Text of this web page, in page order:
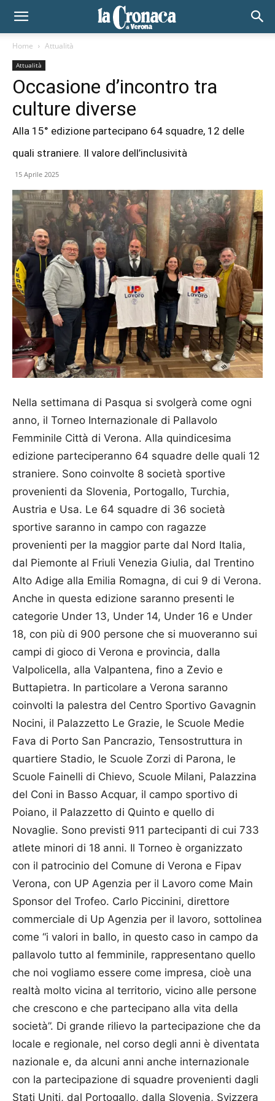
Home Attualità
Attualità
Occasione d’incontro tra
culture diverse
Alla 15° edizione partecipano 64 squadre, 12 delle
quali straniere. Il valore dell’inclusività
15 Aprile 2025
Nella settimana di Pasqua si svolgerà come ogni
anno, il Torneo Internazionale di Pallavolo
Femminile Città di Verona. Alla quindicesima
edizione parteciperanno 64 squadre delle quali 12
straniere. Sono coinvolte 8 società sportive
provenienti da Slovenia, Portogallo, Turchia,
Austria e Usa. Le 64 squadre di 36 società
sportive saranno in campo con ragazze
provenienti per la maggior parte dal Nord Italia,
dal Piemonte al Friuli Venezia Giulia, dal Trentino
Alto Adige alla Emilia Romagna, di cui 9 di Verona.
Anche in questa edizione saranno presenti le
categorie Under 13, Under 14, Under 16 e Under
18, con più di 900 persone che si muoveranno sui
campi di gioco di Verona e provincia, dalla
Valpolicella, alla Valpantena, fino a Zevio e
Buttapietra. In particolare a Verona saranno
coinvolti la palestra del Centro Sportivo Gavagnin
Nocini, il Palazzetto Le Grazie, le Scuole Medie
Fava di Porto San Pancrazio, Tensostruttura in
quartiere Stadio, le Scuole Zorzi di Parona, le
Scuole Fainelli di Chievo, Scuole Milani, Palazzina
del Coni in Basso Acquar, il campo sportivo di
Poiano, il Palazzetto di Quinto e quello di
Novaglie. Sono previsti 911 partecipanti di cui 733
atlete minori di 18 anni. Il Torneo è organizzato
con il patrocinio del Comune di Verona e Fipav
Verona, con UP Agenzia per il Lavoro come Main
Sponsor del Trofeo. Carlo Piccinini, direttore
commerciale di Up Agenzia per il lavoro, sottolinea
come “i valori in ballo, in questo caso in campo da
pallavolo tutto al femminile, rappresentano quello
che noi vogliamo essere come impresa, cioè una
realtà molto vicina al territorio, vicino alle persone
che crescono e che partecipano alla vita della
società”. Di grande rilievo la partecipazione che da
locale e regionale, nel corso degli anni è diventata
nazionale e, da alcuni anni anche internazionale
con la partecipazione di squadre provenienti dagli
Stati Uniti, dal Portogallo, dalla Slovenia, Svizzera